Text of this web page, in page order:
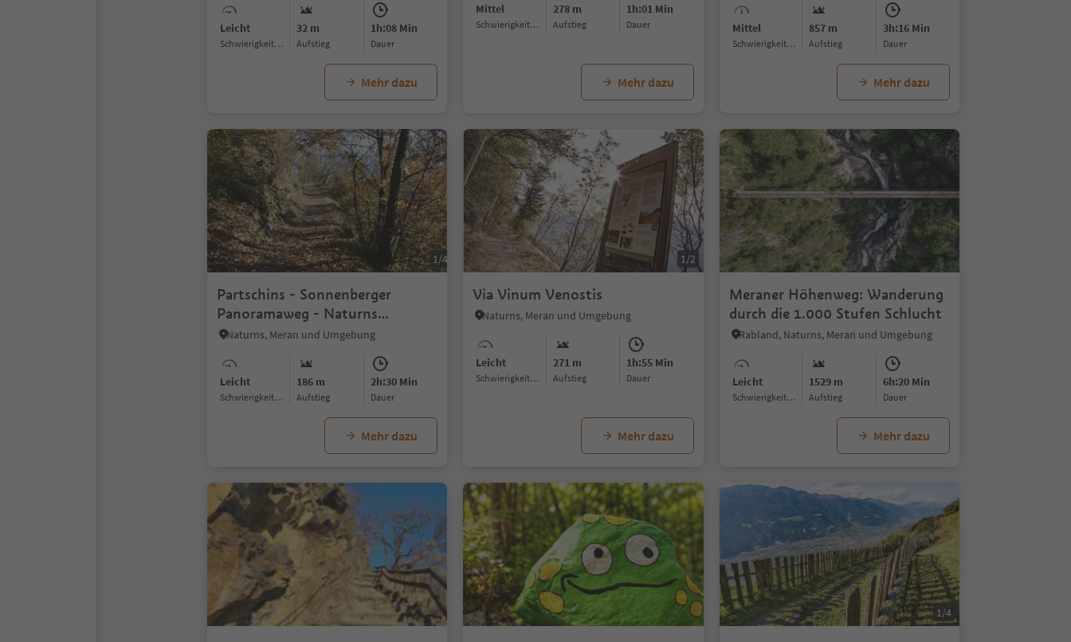
Leicht
Schwierigkeitsgrad
32 m
Aufstieg
1h:08 Min
Dauer
Mehr dazu
Mittel
Schwierigkeitsgrad
278 m
Aufstieg
1h:01 Min
Dauer
Mehr dazu
Mittel
Schwierigkeitsgrad
857 m
Aufstieg
3h:16 Min
Dauer
Mehr dazu
1/4
Partschins - Sonnenberger
Panoramaweg - Naturns
(Terrainkurweg Nr. 5)
Naturns, Meran und Umgebung
Leicht
Schwierigkeitsgrad
186 m
Aufstieg
2h:30 Min
Dauer
Mehr dazu
1/2
Via Vinum Venostis
Naturns, Meran und Umgebung
Leicht
Schwierigkeitsgrad
271 m
Aufstieg
1h:55 Min
Dauer
Mehr dazu
Meraner Höhenweg: Wanderung
durch die 1.000 Stufen Schlucht
Rabland, Naturns, Meran und Umgebung
Leicht
Schwierigkeitsgrad
1529 m
Aufstieg
6h:20 Min
Dauer
Mehr dazu
1/5 1/4